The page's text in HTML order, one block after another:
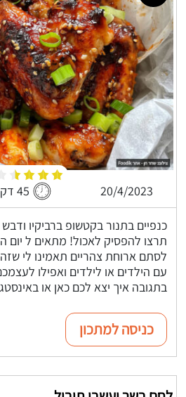
20/4/2023 45 דקות
כנפיים בתנור בקטשופ ברביקיו
תרצו להפסיק לאכול! מתאים ל יום
לסתם ארוחת צהריים תאמינו לי שזה
עם הילדים או לילדים ואפילו
בתגובה איך יצא לכם כאן או
כניסה למתכון